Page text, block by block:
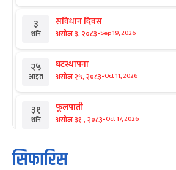
३
शनि
संविधान दिवस
असोज ३, २०८३-Sep 19, 2026
२५
आइत
घटस्थापना
असोज २५, २०८३-Oct 11, 2026
३१
शनि
फूलपाती
असोज ३१ , २०८३-Oct 17, 2026
१
आइत
कार्तिक सङ्क्रान्ति
कार्तिक १, २०८३
सिफारिस